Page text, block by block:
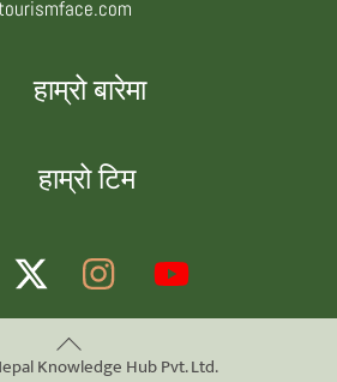
हाम्रो बारेमा
हाम्रो टिम
Back
Knowledge Hub Pvt. Ltd.